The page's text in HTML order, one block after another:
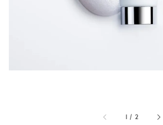
1 / 2